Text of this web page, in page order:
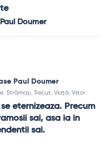
Doumer
Paul Doumer
, Strămoși, Trecut, Viață, Viitor
eternizeaza. Precum
sai, asa ia in
sai.